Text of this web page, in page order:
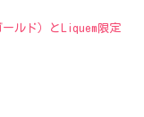
ルド）とLiquem限定